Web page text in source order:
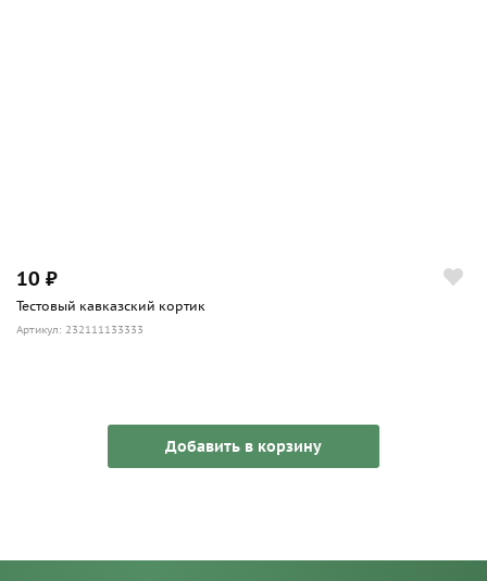
10 ₽
Тестовый кавказский кортик
Артикул: 232111133333
Добавить в корзину